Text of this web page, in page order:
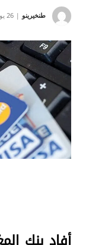
طنخيرينو 26 يوليو 2024
أفاد بنك